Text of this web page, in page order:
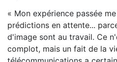
« Mon expérience passée
prédictions en attente...
d'image sont au travail. Ce
complot, mais un fait de la